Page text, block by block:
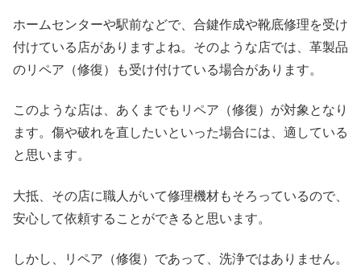
ホームセンターや駅前などで、合鍵作成や靴底修理を受け
付けている店がありますよね。そのような店では、革製品
のリペア（修復）も受け付けている場合があります。
このような店は、あくまでもリペア（修復）が対象となり
ます。傷や破れを直したいといった場合には、適している
と思います。
大抵、その店に職人がいて修理機材もそろっているので、
安心して依頼することができると思います。
しかし、リペア（修復）であって、洗浄ではありません。